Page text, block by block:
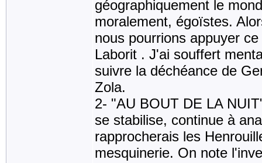
géographiquement le
moralement, égoïstes.
nous pourrions appuyer
Laborit . J'ai souffert
suivre la déchéance de
Zola.
2- "AU BOUT DE LA
se stabilise, continue à
rapprocherais les
mesquinerie. On note